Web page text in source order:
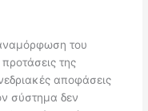
του
της
αποφάσεις
σύστημα δεν